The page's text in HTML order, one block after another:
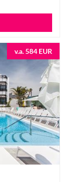
v.a. 584 EUR